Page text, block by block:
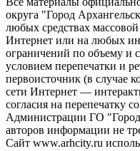
округа "Город
любых средствах
Интернет или на любых
ограничений по объему и
условием перепечатки и
первоисточник (в случае
сети Интернет —
согласия на перепечатку
Администрации ГО
авторов информации не
Сайт www.arhcity.ru